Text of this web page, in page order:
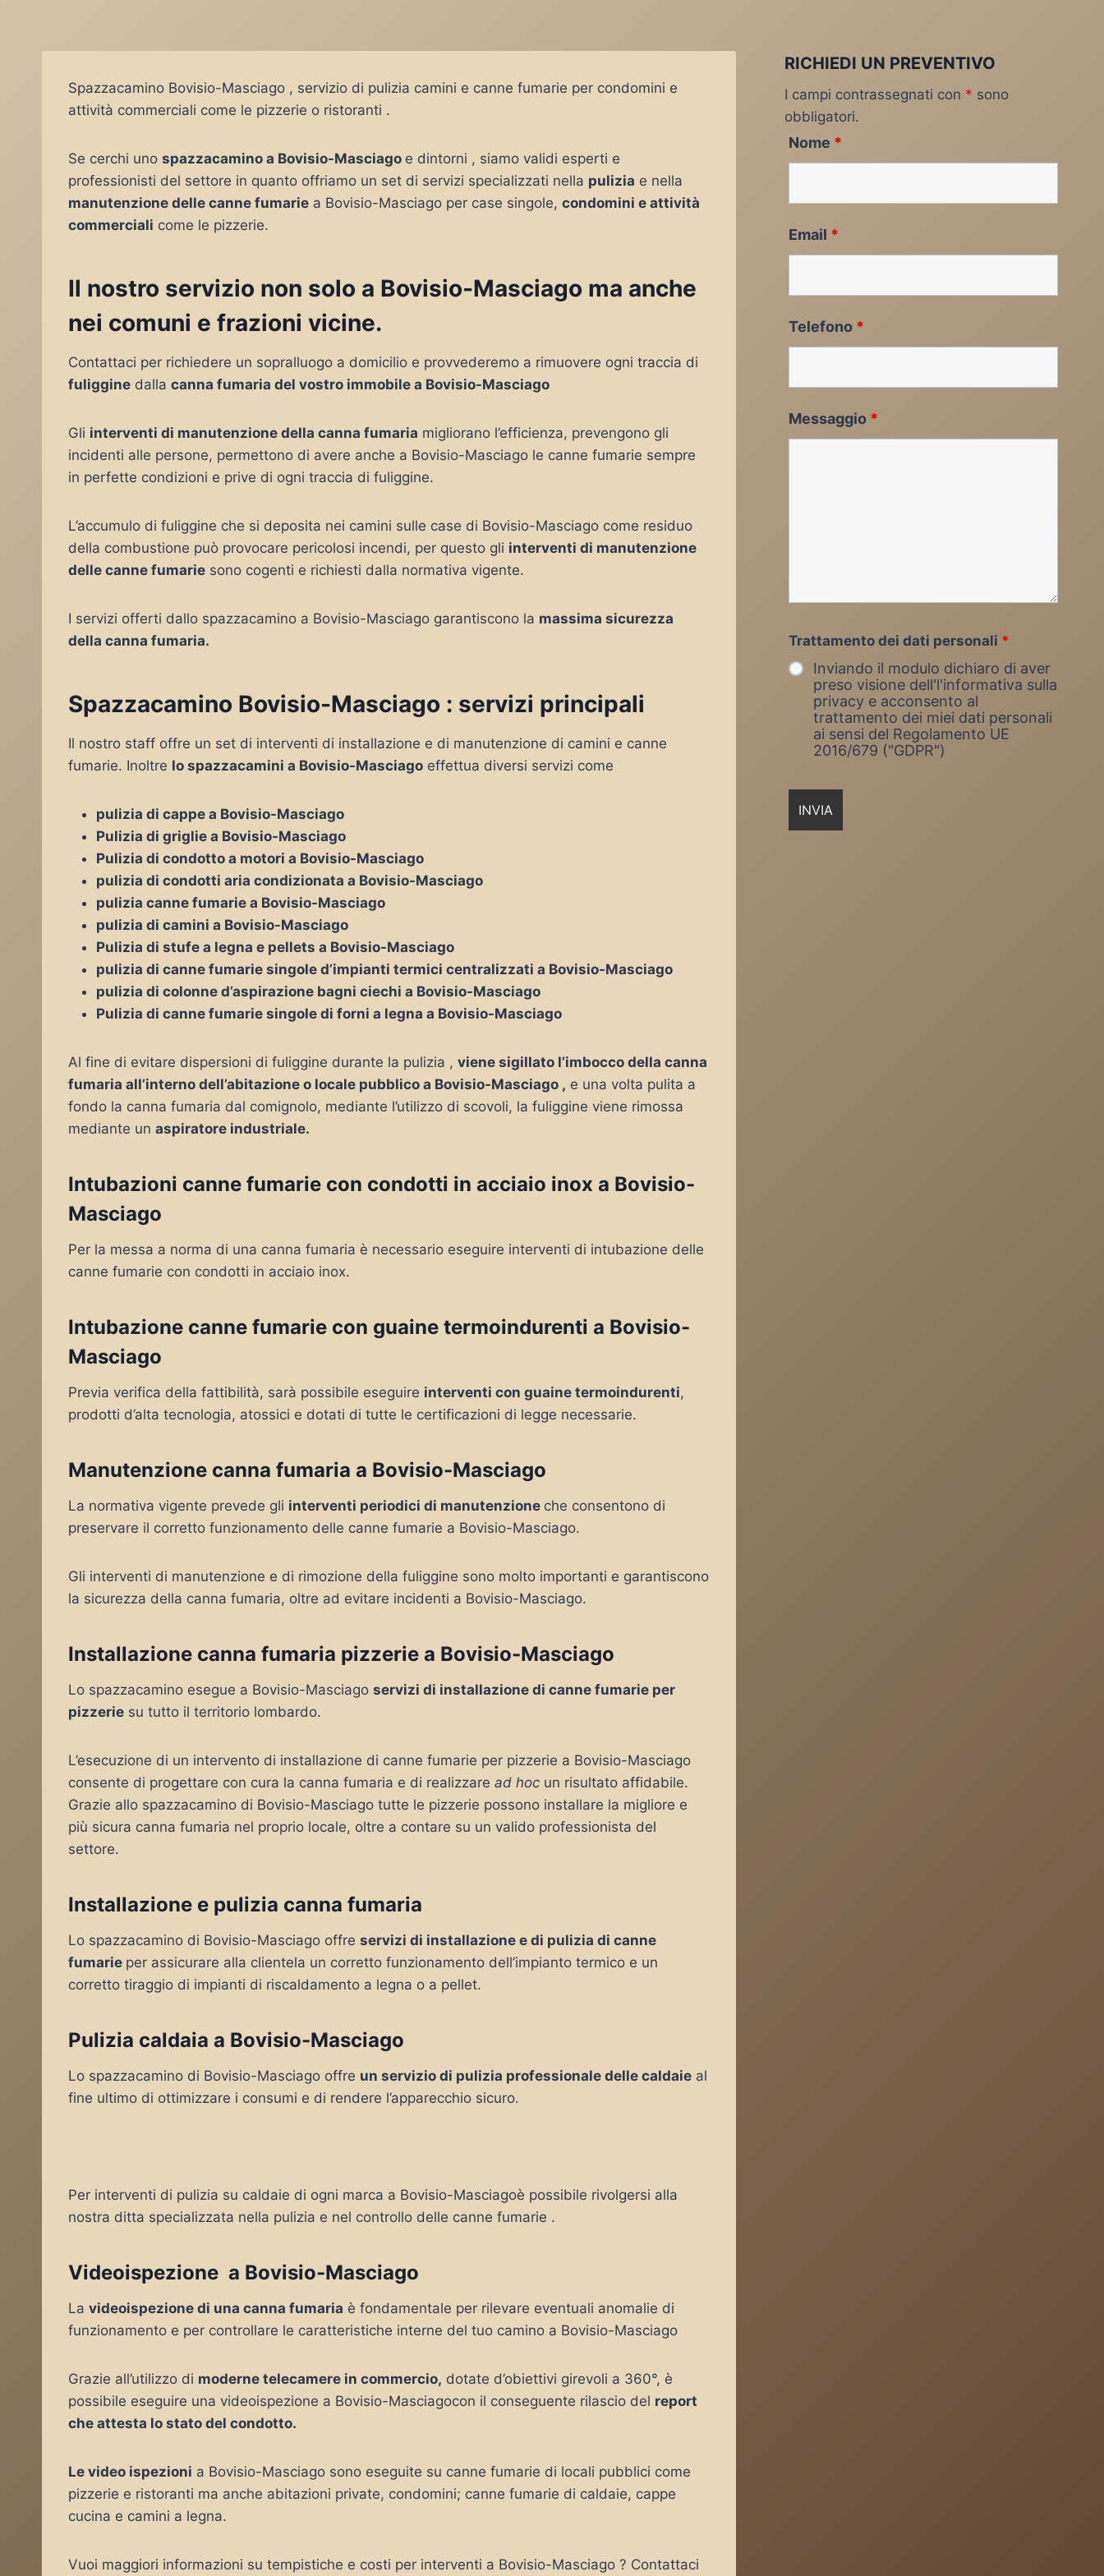
Spazzacamino Bovisio-Masciago , servizio di pulizia camini e canne fumarie per condomini e
attività commerciali come le pizzerie o ristoranti .
Se cerchi uno spazzacamino a Bovisio-Masciago e dintorni , siamo validi esperti e
professionisti del settore in quanto offriamo un set di servizi specializzati nella pulizia e nella
manutenzione delle canne fumarie a Bovisio-Masciago per case singole, condomini e attività
commerciali come le pizzerie.
Il nostro servizio non solo a Bovisio-Masciago ma anche
nei comuni e frazioni vicine.
Contattaci per richiedere un sopralluogo a domicilio e provvederemo a rimuovere ogni traccia di
fuliggine dalla canna fumaria del vostro immobile a Bovisio-Masciago
Gli interventi di manutenzione della canna fumaria migliorano l’efficienza, prevengono gli
incidenti alle persone, permettono di avere anche a Bovisio-Masciago le canne fumarie sempre
in perfette condizioni e prive di ogni traccia di fuliggine.
L’accumulo di fuliggine che si deposita nei camini sulle case di Bovisio-Masciago come residuo
della combustione può provocare pericolosi incendi, per questo gli interventi di manutenzione
delle canne fumarie sono cogenti e richiesti dalla normativa vigente.
I servizi offerti dallo spazzacamino a Bovisio-Masciago garantiscono la massima sicurezza
della canna fumaria.
Spazzacamino Bovisio-Masciago : servizi principali
Il nostro staff offre un set di interventi di installazione e di manutenzione di camini e canne
fumarie. Inoltre lo spazzacamini a Bovisio-Masciago effettua diversi servizi come
pulizia di cappe a Bovisio-Masciago
Pulizia di griglie a Bovisio-Masciago
Pulizia di condotto a motori a Bovisio-Masciago
pulizia di condotti aria condizionata a Bovisio-Masciago
pulizia canne fumarie a Bovisio-Masciago
pulizia di camini a Bovisio-Masciago
Pulizia di stufe a legna e pellets a Bovisio-Masciago
pulizia di canne fumarie singole d’impianti termici centralizzati a Bovisio-Masciago
pulizia di colonne d’aspirazione bagni ciechi a Bovisio-Masciago
Pulizia di canne fumarie singole di forni a legna a Bovisio-Masciago
Al fine di evitare dispersioni di fuliggine durante la pulizia , viene sigillato l’imbocco della canna
fumaria all’interno dell’abitazione o locale pubblico a Bovisio-Masciago , e una volta pulita a
fondo la canna fumaria dal comignolo, mediante l’utilizzo di scovoli, la fuliggine viene rimossa
mediante un aspiratore industriale.
Intubazioni canne fumarie con condotti in acciaio inox a Bovisio-
Masciago
Per la messa a norma di una canna fumaria è necessario eseguire interventi di intubazione delle
canne fumarie con condotti in acciaio inox.
Intubazione canne fumarie con guaine termoindurenti a Bovisio-
Masciago
Previa verifica della fattibilità, sarà possibile eseguire interventi con guaine termoindurenti,
prodotti d’alta tecnologia, atossici e dotati di tutte le certificazioni di legge necessarie.
Manutenzione canna fumaria a Bovisio-Masciago
La normativa vigente prevede gli interventi periodici di manutenzione che consentono di
preservare il corretto funzionamento delle canne fumarie a Bovisio-Masciago.
Gli interventi di manutenzione e di rimozione della fuliggine sono molto importanti e garantiscono
la sicurezza della canna fumaria, oltre ad evitare incidenti a Bovisio-Masciago.
Installazione canna fumaria pizzerie a Bovisio-Masciago
Lo spazzacamino esegue a Bovisio-Masciago servizi di installazione di canne fumarie per
pizzerie su tutto il territorio lombardo.
L’esecuzione di un intervento di installazione di canne fumarie per pizzerie a Bovisio-Masciago
consente di progettare con cura la canna fumaria e di realizzare ad hoc un risultato affidabile.
Grazie allo spazzacamino di Bovisio-Masciago tutte le pizzerie possono installare la migliore e
più sicura canna fumaria nel proprio locale, oltre a contare su un valido professionista del
settore.
Installazione e pulizia canna fumaria
Lo spazzacamino di Bovisio-Masciago offre servizi di installazione e di pulizia di canne
fumarie per assicurare alla clientela un corretto funzionamento dell’impianto termico e un
corretto tiraggio di impianti di riscaldamento a legna o a pellet.
Pulizia caldaia a Bovisio-Masciago
Lo spazzacamino di Bovisio-Masciago offre un servizio di pulizia professionale delle caldaie al
fine ultimo di ottimizzare i consumi e di rendere l’apparecchio sicuro.
Per interventi di pulizia su caldaie di ogni marca a Bovisio-Masciagoè possibile rivolgersi alla
nostra ditta specializzata nella pulizia e nel controllo delle canne fumarie .
Videoispezione a Bovisio-Masciago
La videoispezione di una canna fumaria è fondamentale per rilevare eventuali anomalie di
funzionamento e per controllare le caratteristiche interne del tuo camino a Bovisio-Masciago
Grazie all’utilizzo di moderne telecamere in commercio, dotate d’obiettivi girevoli a 360°, è
possibile eseguire una videoispezione a Bovisio-Masciagocon il conseguente rilascio del report
che attesta lo stato del condotto.
Le video ispezioni a Bovisio-Masciago sono eseguite su canne fumarie di locali pubblici come
pizzerie e ristoranti ma anche abitazioni private, condomini; canne fumarie di caldaie, cappe
cucina e camini a legna.
Vuoi maggiori informazioni su tempistiche e costi per interventi a Bovisio-Masciago ? Contattaci
RICHIEDI UN PREVENTIVO
I campi contrassegnati con * sono
obbligatori.
Nome *
Email *
Telefono *
Messaggio *
Trattamento dei dati personali *
Inviando il modulo dichiaro di aver
preso visione dell'l'informativa sulla
privacy e acconsento al
trattamento dei miei dati personali
ai sensi del Regolamento UE
2016/679 ("GDPR")